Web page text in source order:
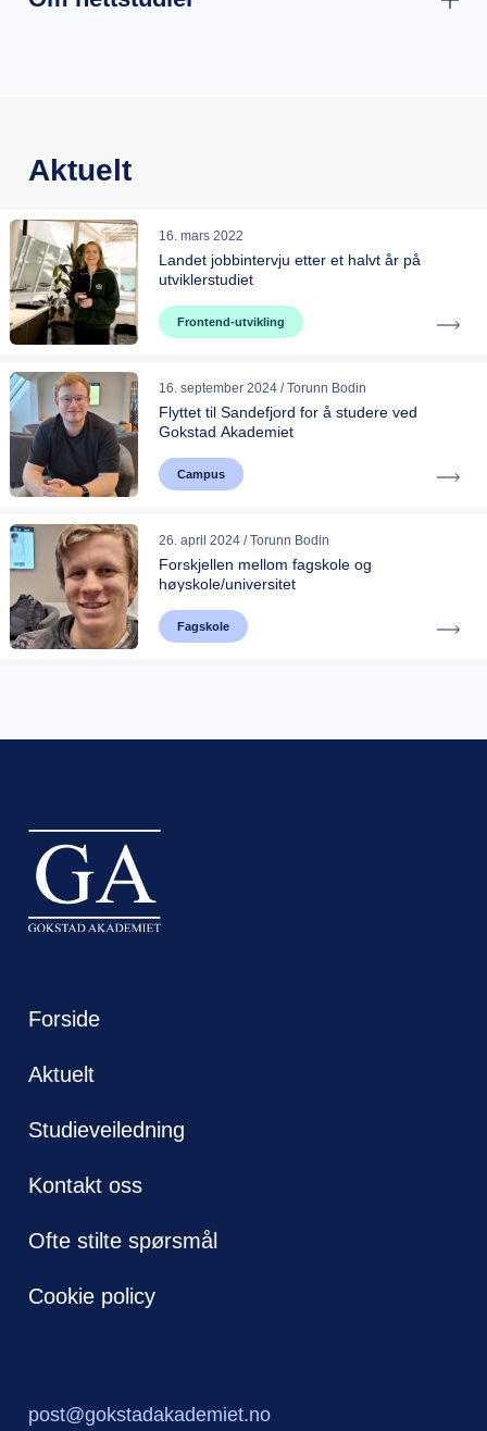
Aktuelt
16. mars 2022
Landet jobbintervju etter et halvt år på
utviklerstudiet
Frontend-utvikling
16. september 2024 / Torunn Bodin
Flyttet til Sandefjord for å studere ved
Gokstad Akademiet
Campus
26. april 2024 / Torunn Bodin
Forskjellen mellom fagskole og
høyskole/universitet
Fagskole
post@gokstadakademiet.no
Forside
Aktuelt
Studieveiledning
Kontakt oss
Ofte stilte spørsmål
Cookie policy